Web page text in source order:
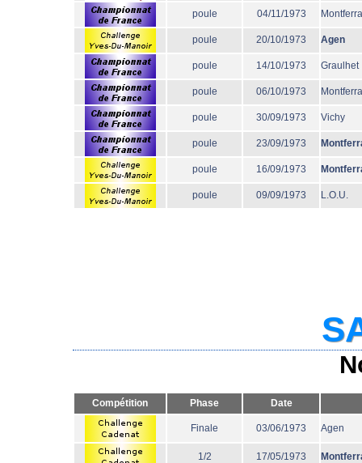
poule 04/11/1973
poule 20/10/1973 Agen
poule 14/10/1973 Graulhet
poule 06/10/1973
poule 30/09/1973 Vichy
poule 23/09/1973
poule 16/09/1973
poule 09/09/1973 L.O.U.
Compétition Phase Date
Finale 03/06/1973 Agen
1/2 17/05/1973